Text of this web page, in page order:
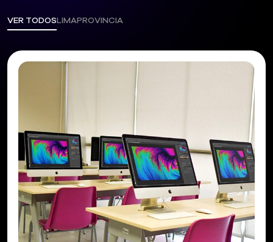
VER TODOSLIMAPROVINCIA